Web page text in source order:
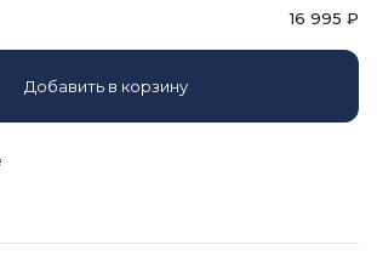
16 995 ₽
Добавить в корзину